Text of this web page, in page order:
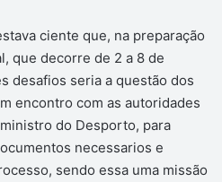
ciente que, na preparação
que decorre de 2 a 8 de
desafios seria a questão dos
encontro com as autoridades
do Desporto, para
necessarios e
sendo essa uma missão